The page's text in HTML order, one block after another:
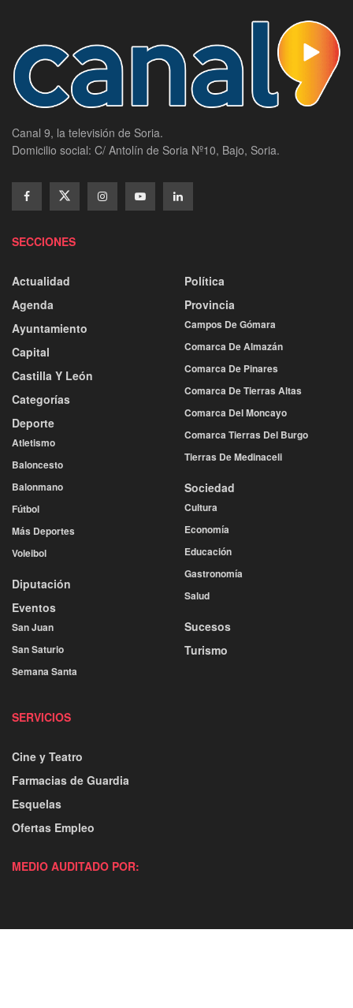
Canal 9, la televisión de Soria.
Domicilio social: C/ Antolín de Soria Nº10, Bajo, Soria.
SECCIONES
Actualidad
Agenda
Ayuntamiento
Capital
Castilla Y León
Categorías
Deporte
Atletismo
Baloncesto
Balonmano
Fútbol
Más Deportes
Voleibol
Diputación
Eventos
San Juan
San Saturio
Semana Santa
Política
Provincia
Campos De Gómara
Comarca De Almazán
Comarca De Pinares
Comarca De Tierras Altas
Comarca Del Moncayo
Comarca Tierras Del Burgo
Tierras De Medinaceli
Sociedad
Cultura
Economía
Educación
Gastronomía
Salud
Sucesos
Turismo
SERVICIOS
Cine y Teatro
Farmacias de Guardia
Esquelas
Ofertas Empleo
MEDIO AUDITADO POR: